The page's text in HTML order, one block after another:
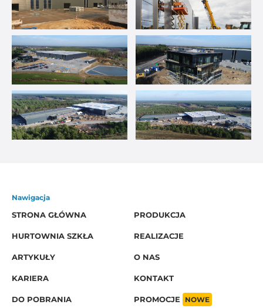
Nawigacja
STRONA GŁÓWNA
PRODUKCJA
HURTOWNIA SZKŁA REALIZACJE
ARTYKUŁY O NAS
KARIERA KONTAKT
DO POBRANIA PROMOCJE NOWE